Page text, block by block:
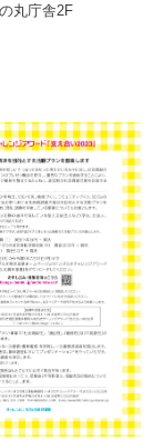
丸庁舎2F